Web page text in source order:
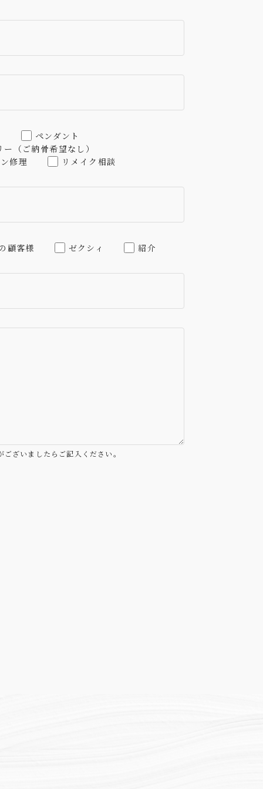
ペンダント
（ご納骨希望なし）
修理
リメイク相談
顧客様 ゼクシィ 紹介
ざいましたらご記入ください。